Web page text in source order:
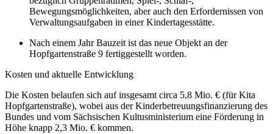
Bewegungsmöglichkeiten, aber auch den Erfordernissen von
Verwaltungsaufgaben in einer Kindertagesstätte.
Nach einem Jahr Bauzeit ist das neue Objekt an der
Hopfgartenstraße 9 fertiggestellt worden.
Kosten und aktuelle Entwicklung
Die Kosten belaufen sich auf insgesamt circa 5,8 Mio. € (für Kita
Hopfgartenstraße), wobei aus der Kinderbetreuungsfinanzierung des
Bundes und vom Sächsischen Kultusministerium eine Förderung in
Höhe knapp 2,3 Mio. € kommen.